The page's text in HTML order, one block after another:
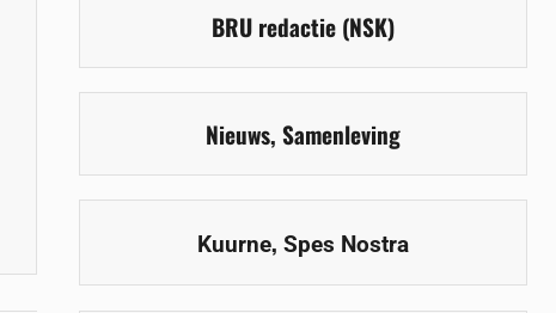
BRU redactie (NSK)
Nieuws, Samenleving
Kuurne, Spes Nostra